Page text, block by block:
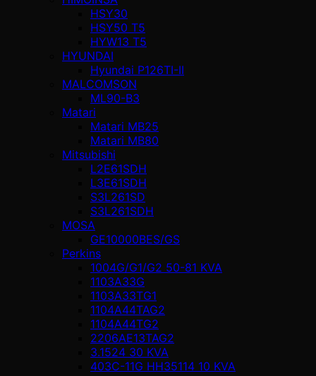
HSY30
HSY50 T5
HYW13 T5
HYUNDAI
Hyundai P126TI-II
MALCOMSON
ML90-B3
Matari
Matari MB25
Matari MB80
Mitsubishi
L2E61SDH
L3E61SDH
S3L261SD
S3L261SDH
MOSA
GE10000BES/GS
Perkins
1004G/G1/G2 50-81 KVA
1103A33G
1103A33TG1
1104A44TAG2
1104A44TG2
2206AE13TAG2
3.1524 30 KVA
403C-11G HH35114 10 KVA